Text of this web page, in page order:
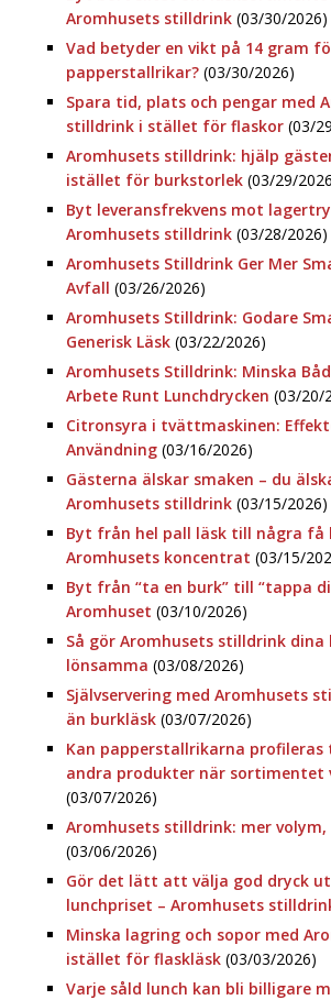
Aromhusets stilldrink (03/30/2026)
Vad betyder en vikt på 14 gram
papperstallrikar? (03/30/2026)
Spara tid, plats och pengar med
stilldrink i stället för flaskor (03/
Aromhusets stilldrink: hjälp
istället för burkstorlek (03/29/
Byt leveransfrekvens mot
Aromhusets stilldrink (03/28/2026)
Aromhusets Stilldrink Ger Mer
Avfall (03/26/2026)
Aromhusets Stilldrink: Godare
Generisk Läsk (03/22/2026)
Aromhusets Stilldrink: Minska
Arbete Runt Lunchdrycken (03/20/
Citronsyra i tvättmaskinen:
Användning (03/16/2026)
Gästerna älskar smaken – du
Aromhusets stilldrink (03/15/2026)
Byt från hel pall läsk till några få
Aromhusets koncentrat (03/15/
Byt från “ta en burk” till “tappa
Aromhuset (03/10/2026)
Så gör Aromhusets stilldrink dina
lönsamma (03/08/2026)
Självservering med Aromhusets
än burkläsk (03/07/2026)
Kan papperstallrikarna profileras
andra produkter när sortimentet
(03/07/2026)
Aromhusets stilldrink: mer
(03/06/2026)
Gör det lätt att välja god dryck
lunchpriset – Aromhusets
Minska lagring och sopor med
istället för flaskläsk (03/03/2026)
Varje såld lunch kan bli billigare